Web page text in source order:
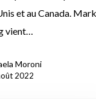
et au Canada. Mark
vient…
Moroni
2022